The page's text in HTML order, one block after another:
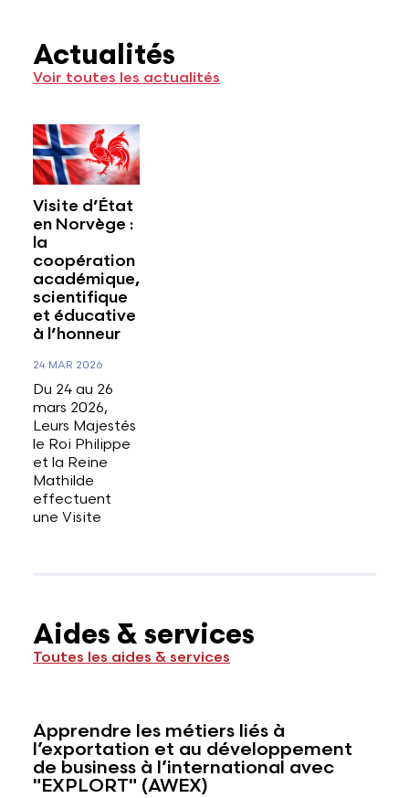
Actualités
Voir toutes les actualités
Visite d’État
en Norvège :
la
coopération
académique,
scientifique
et éducative
à l’honneur
24 MAR 2026
Du 24 au 26
mars 2026,
Leurs Majestés
le Roi Philippe
et la Reine
Mathilde
effectuent
une Visite
Aides & services
Toutes les aides & services
Apprendre les métiers liés à
l’exportation et au développement
de business à l’international avec
"EXPLORT" (AWEX)